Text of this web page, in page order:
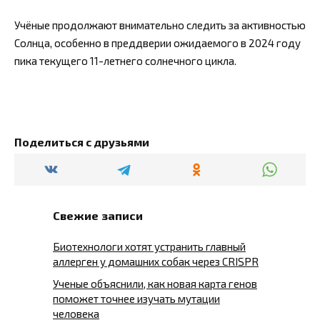
Учёные продолжают внимательно следить за активностью
Солнца, особенно в преддверии ожидаемого в 2024 году
пика текущего 11-летнего солнечного цикла.
Поделиться с друзьями
Свежие записи
Биотехнологи хотят устранить главный
аллерген у домашних собак через CRISPR
Ученые объяснили, как новая карта генов
поможет точнее изучать мутации
человека